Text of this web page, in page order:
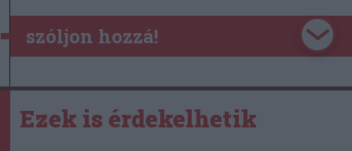
szóljon hozzá!
Ezek is érdekelhetik